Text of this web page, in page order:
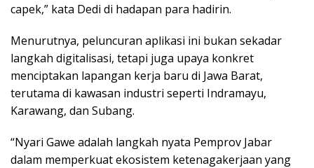
capek,” kata Dedi di hadapan para hadirin.
Menurutnya, peluncuran aplikasi ini bukan sekadar
langkah digitalisasi, tetapi juga upaya konkret
menciptakan lapangan kerja baru di Jawa Barat,
terutama di kawasan industri seperti Indramayu,
Karawang, dan Subang.
“Nyari Gawe adalah langkah nyata Pemprov Jabar
dalam memperkuat ekosistem ketenagakerjaan yang